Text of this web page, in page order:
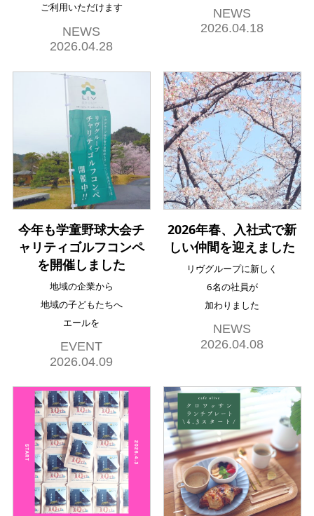
ご利用いただけます
NEWS
2026.04.28
NEWS
2026.04.18
今年も学童野球大会チ
ャリティゴルフコンペ
を開催しました
地域の企業から
地域の子どもたちへ
エールを
EVENT
2026.04.09
2026年春、入社式で新
しい仲間を迎えました
リヴグループに新しく
6名の社員が
加わりました
NEWS
2026.04.08